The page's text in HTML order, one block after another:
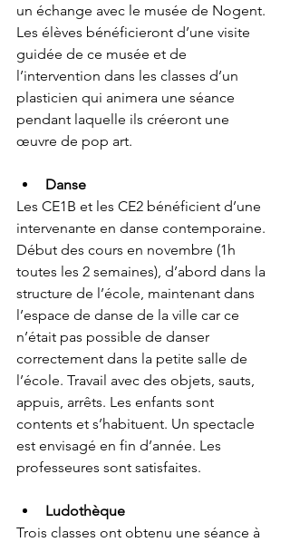
un échange avec le musée de Nogent.
Les élèves bénéficieront d’une visite
guidée de ce musée et de
l’intervention dans les classes d’un
plasticien qui animera une séance
pendant laquelle ils créeront une
œuvre de pop art.
Danse
Les CE1B et les CE2 bénéficient d’une
intervenante en danse contemporaine.
Début des cours en novembre (1h
toutes les 2 semaines), d’abord dans la
structure de l’école, maintenant dans
l’espace de danse de la ville car ce
n’était pas possible de danser
correctement dans la petite salle de
l’école. Travail avec des objets, sauts,
appuis, arrêts. Les enfants sont
contents et s’habituent. Un spectacle
est envisagé en fin d’année. Les
professeures sont satisfaites.
Ludothèque
Trois classes ont obtenu une séance à